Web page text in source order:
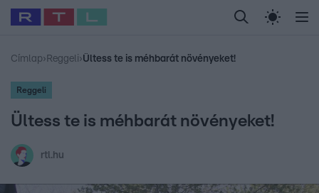
Legfrissebb RTL Híradó Randi Celeb vagyok,
Babits Marcella Most Wanted Gallusz
Címlap› Reggeli›Ültess te is méhbarát növényeket!
Reggeli
Ültess te is méhbarát növényeket!
rtl.hu